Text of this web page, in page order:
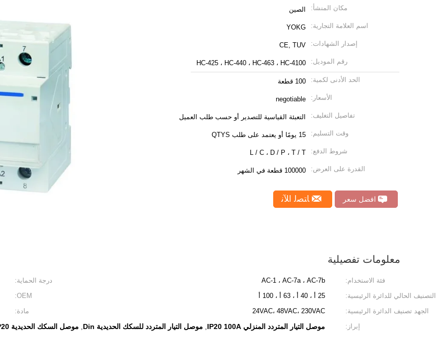
مكان المنشأ: الصين
اسم العلامة التجارية: YOKG
إصدار الشهادات: CE, TUV
رقم الموديل: HC-425 ، HC-440 ، HC-463 ، HC-4100
الحد الأدنى لكمية: 100 قطعة
الأسعار: negotiable
تفاصيل التغليف: التعبئة القياسية للتصدير أو حسب طلب العميل
وقت التسليم: 15 يومًا أو يعتمد على طلب QTYS
شروط الدفع: L / C ، D / P ، T / T
القدرة على العرض: 100000 قطعة في الشهر
افضل سعر ﺎﺘﺼﻟ ﺍﻶﻧ
معلومات تفصيلية
فئة الاستخدام: AC-1 ، AC-7a ، AC-7b درجة الحماية:
التصنيف الحالي للدائرة الرئيسية:
25 أ ، 40 أ ، 63 أ ، 100 أ OEM:
الجهد تصنيف الدائرة الرئيسية:
24VAC، 48VAC، 230VAC مادة:
إبراز:
موصل التيار المتردد المنزلي IP20 100A , موصل التيار المتردد للسكك الحديدية Din , موصل السكك الحديدية 100A din 230v IP20